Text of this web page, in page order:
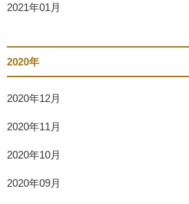
2021年01月
2020年
2020年12月
2020年11月
2020年10月
2020年09月